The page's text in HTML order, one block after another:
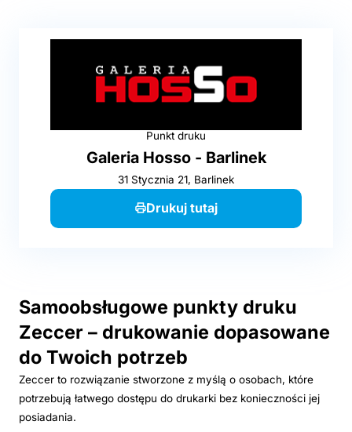
Punkt druku
Galeria Hosso - Barlinek
31 Stycznia 21, Barlinek
Drukuj tutaj
Samoobsługowe punkty druku
Zeccer – drukowanie dopasowane
do Twoich potrzeb
Zeccer to rozwiązanie stworzone z myślą o osobach, które
potrzebują łatwego dostępu do drukarki bez konieczności jej
posiadania.